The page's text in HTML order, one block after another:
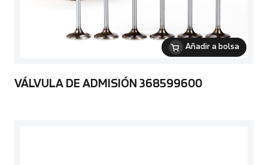
Añadir a bolsa
VÁLVULA DE ADMISIÓN 368599600